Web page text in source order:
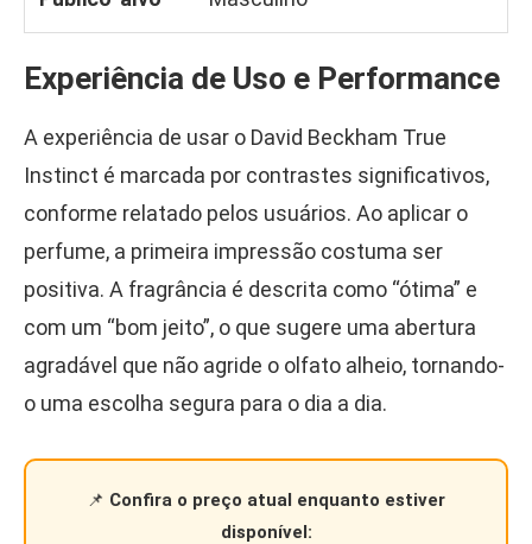
Experiência de Uso e Performance
A experiência de usar o David Beckham True
Instinct é marcada por contrastes significativos,
conforme relatado pelos usuários. Ao aplicar o
perfume, a primeira impressão costuma ser
positiva. A fragrância é descrita como “ótima” e
com um “bom jeito”, o que sugere uma abertura
agradável que não agride o olfato alheio, tornando-
o uma escolha segura para o dia a dia.
📌 Confira o preço atual enquanto estiver
disponível: